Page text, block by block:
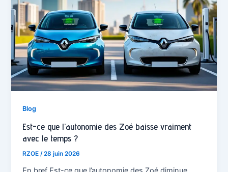
Blog
Est-ce que l’autonomie des Zoé baisse vraiment
avec le temps ?
RZOE/28 juin 2026